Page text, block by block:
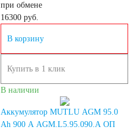
при обмене
16300 руб.
В корзину
Купить в 1 клик
В наличии
Аккумулятор MUTLU AGM 95.0
Ah 900 A AGM.L5.95.090.A ОП